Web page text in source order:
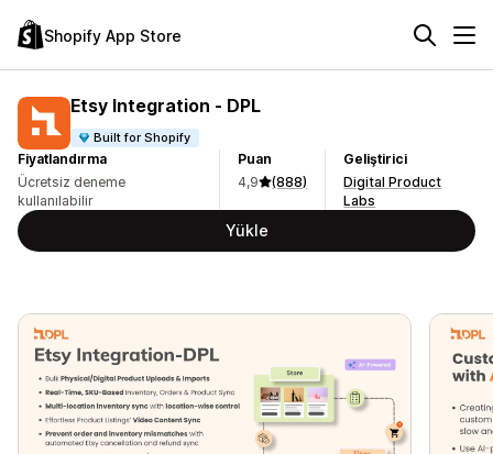
Shopify App Store
Etsy Integration ‑ DPL
Built for Shopify
Fiyatlandırma
Ücretsiz deneme
kullanılabilir
Puan
4,9
(888)
Geliştirici
Digital Product
Labs
Yükle